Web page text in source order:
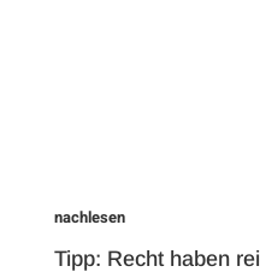
nachlesen
Tipp: Recht haben